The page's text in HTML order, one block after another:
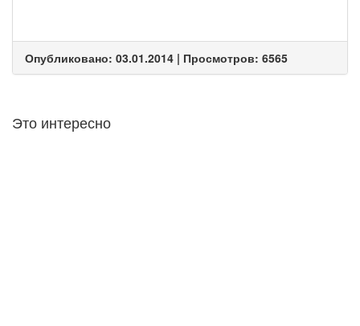
Опубликовано: 03.01.2014 | Просмотров: 6565
Это интересно